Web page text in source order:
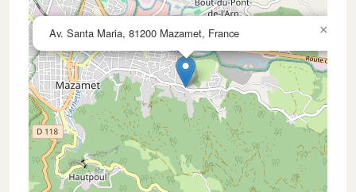
Av. Santa Maria, 81200 Mazamet, France ×